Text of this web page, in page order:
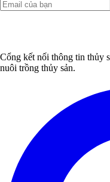
Cổng kết nối thông tin thủy
nuôi trồng thủy sản.